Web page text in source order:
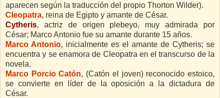
aparecen según la traducción del propio Thorton Wilder).
Cleopatra, reina de Egipto y amante de César.
Cytheris, actriz de origen plebeyo, muy admirada por
César; Marco Antonio fue su amante durante 15 años.
Marco Antonio, inicialmente es el amante de Cytheris; se
encuentra y se enamora de Cleopatra en el transcurso de la
novela.
Marco Porcio Catón, (Catón el joven) reconocido estoico,
se convierte en líder de la oposición a la dictadura de
César.